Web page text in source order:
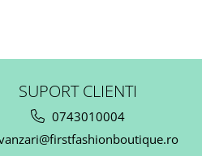
SUPORT CLIENTI
0743010004